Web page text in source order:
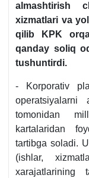
almashtirish
хizmatlari va
qilib KPK
qanday soliq
tushuntirdi.
- Korporativ
operatsiyalarni
tomonidan
kartalaridan
tartibga soladi.
(ishlar,
хarajatlarining